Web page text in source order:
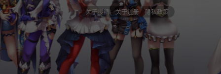
关于投稿 关于注册 隐私政策